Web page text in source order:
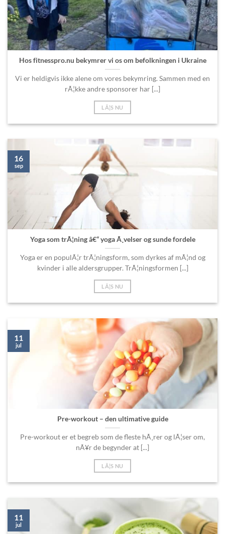
Hos fitnesspro.nu bekymrer vi os om befolkningen i Ukraine
Vi er heldigvis ikke alene om vores bekymring. Sammen med en
rÃ¦kke andre sponsorer har [...]
LÃ¦S NU
Yoga som trÃ¦ning â€“ yoga Ã¸velser og sunde fordele
Yoga er en populÃ¦r trÃ¦ningsform, som dyrkes af mÃ¦nd og
kvinder i alle aldersgrupper. TrÃ¦ningsformen [...]
LÃ¦S NU
16
sep
Pre-workout – den ultimative guide
Pre-workout er et begreb som de fleste hÃ¸rer og lÃ¦ser om,
nÃ¥r de begynder at [...]
LÃ¦S NU
11
jul
11
jul